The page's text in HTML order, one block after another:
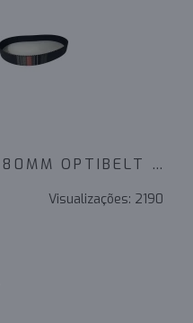
CORREIA 14M 1778 X 80MM OPTIBELT OMEGA HP
Visualizações: 2190